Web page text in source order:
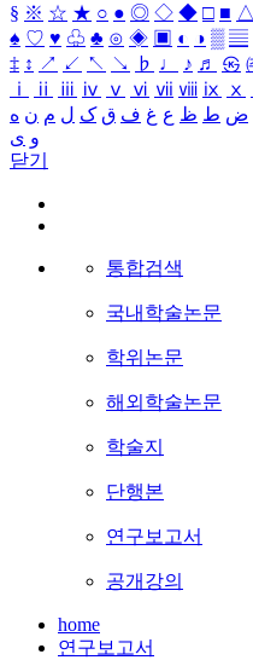
§ ※ ☆ ★ ○ ● ◎ ◇ ◆ □ ■ △
♠ ♡ ♥ ♧ ♣ ⊙ ◈ ▣ ◐ ◑ ▒ ▤
‡ ↕ ↗ ↙ ↖ ↘ ♭ ♩ ♪ ♬ ㉿
ⅰ
ⅱ ⅲ ⅳ ⅴ ⅵ ⅶ ⅷ ⅸ ⅹ
ض ط ظ ع غ ف ق ک ل م ن ه
و ی
닫기
통합검색
국내학술논문
학위논문
해외학술논문
학술지
단행본
연구보고서
공개강의
home
연구보고서